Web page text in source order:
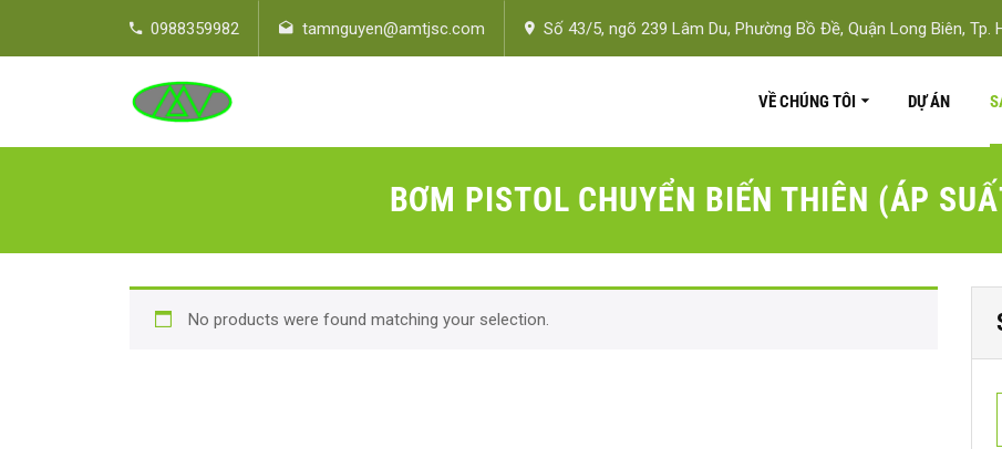
0988359982 tamnguyen@amtjsc.com Số 43/5, ngõ 239 Lâm Du, Phường Bồ Đề, Quận Long Biên, Tp.
VỀ CHÚNG TÔI DỰ ÁN
BƠM PISTOL CHUYỂN BIẾN THIÊN (ÁP
No products were found matching your selection.